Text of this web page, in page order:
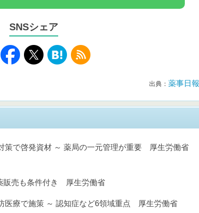
SNSシェア
出典： 薬事日報
策で啓発資材 ～ 薬局の一元管理が重要 厚生労働省
販売も条件付き 厚生労働省
医療で施策 ～ 認知症など6領域重点 厚生労働省